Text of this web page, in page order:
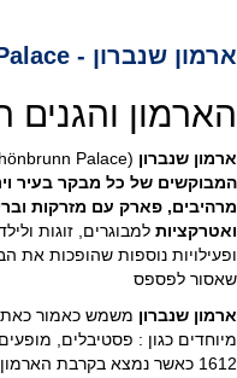
ארמון שנברון - Schönbrunn Palace
הארמון והגנים
ארמון שנברון (Schönbrunn Palace)
המבוקשים של כל מבקר בעיר
מרהיבים, פארק עם מזרקות
ואטרקציות למבוגרים, זוגות
ופעילויות נוספות שהופכות את
שאסור לפספס
ארמון שנברון משמש כאמור כאתר
מיוחדים כגון : פסטיבלים,
1612 כאשר נמצא בקרבת